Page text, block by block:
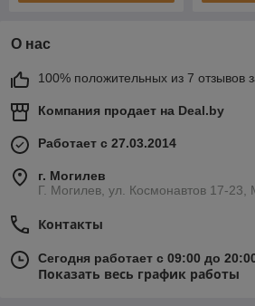
О нас
100% положительных из 7 отзывов
Компания продает на Deal.by
Работает с 27.03.2014
г. Могилев
Г. Могилев, ул. Космонавтов 17-23,
Контакты
Сегодня работает с 09:00 до
Показать весь график работы